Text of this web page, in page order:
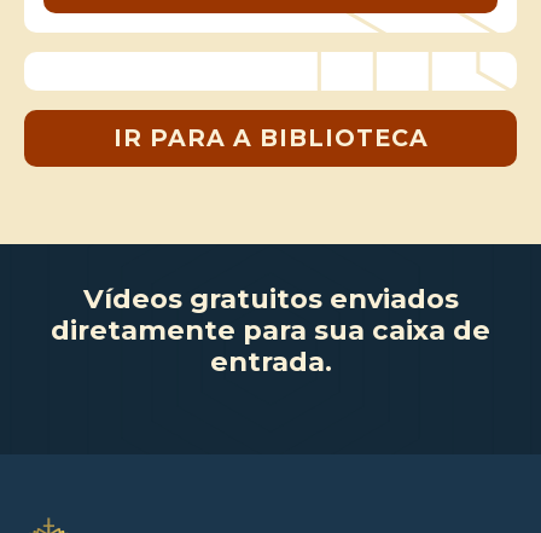
IR PARA A BIBLIOTECA
Vídeos gratuitos enviados
diretamente para sua caixa de
entrada.